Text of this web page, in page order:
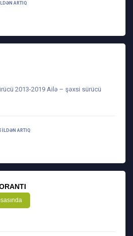
ARTIQ
2013-2019 Ailə – şəxsi sürücü
ILDƏN ARTIQ